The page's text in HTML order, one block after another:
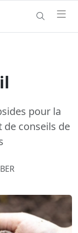
pour la
de conseils de